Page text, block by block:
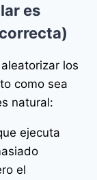
es
los
como sea
natural:
ejecuta
el